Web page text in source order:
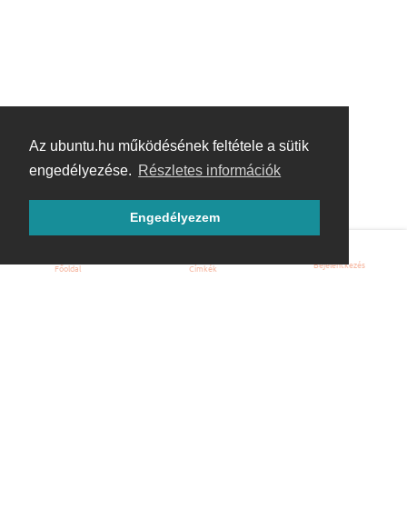
Az ubuntu.hu működésének feltétele a sütik
engedélyezése. Részletes információk
Engedélyezem
Főoldal Címkék Bejelentkezés